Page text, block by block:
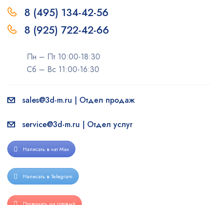
8 (495) 134-42-56
8 (925) 722-42-66
Пн – Пт 10:00-18:30
Сб – Вс 11:00-16:30
sales@3d-m.ru | Отдел продаж
service@3d-m.ru | Отдел услуг
Написать в чат Max
Написать в Telegram
Позвонить на сотовый